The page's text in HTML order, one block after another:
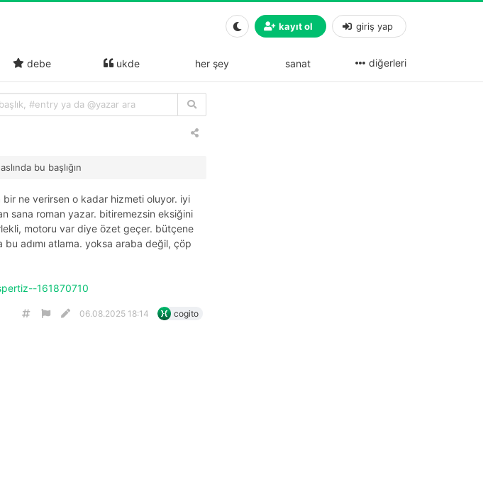
kayıt ol giriş yap
debe ukde her şey sanat diğerleri
bu başlığın
ne verirsen o kadar hizmeti oluyor. iyi
sana roman yazar. bitiremezsin eksiğini
motoru var diye özet geçer. bütçene
bu adımı atlama. yoksa araba değil, çöp
161870710
06.08.2025 18:14 cogito